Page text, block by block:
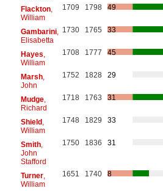
Flackton,
William
1709 1798 49
Gambarini,
Elisabetta
1730 1765 33
Hayes
William
1708 1777 45
Marsh,
John
1752 1828 29
Mudge,
Richard
1718 1763 31
Shield,
William
1748 1829 33
Smith,
John
Stafford
1750 1836 31
Turner,
William
1651 1740 8